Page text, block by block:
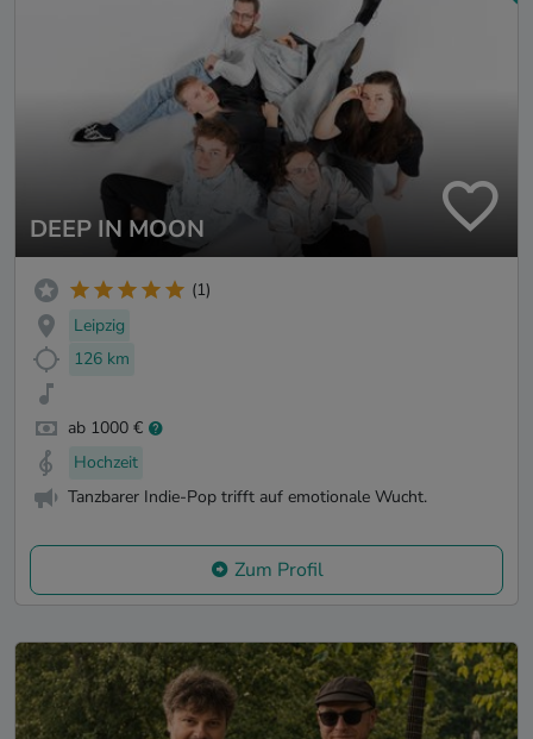
DEEP IN MOON
(1)
Leipzig
126 km
ab 1000 €
Hochzeit
Tanzbarer Indie-Pop trifft auf emotionale Wucht.
Zum Profil